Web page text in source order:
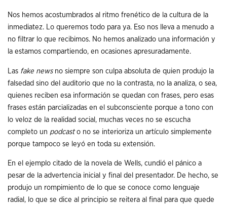
Nos hemos acostumbrados al ritmo frenético de la cultura de la
inmediatez. Lo queremos todo para ya. Eso nos lleva a menudo a
no filtrar lo que recibimos. No hemos analizado una información y
la estamos compartiendo, en ocasiones apresuradamente.
Las fake newsno siempre son culpa absoluta de quien produjo la
falsedad sino del auditorio que no la contrasta, no la analiza, o sea,
quienes reciben esa información se quedan con frases, pero esas
frases están parcializadas en el subconsciente porque a tono con
lo veloz de la realidad social, muchas veces no se escucha
completo un podcasto no se interioriza un artículo simplemente
porque tampoco se leyó en toda su extensión.
En el ejemplo citado de la novela de Wells, cundió el pánico a
pesar de la advertencia inicial y final del presentador. De hecho, se
produjo un rompimiento de lo que se conoce como lenguaje
radial, lo que se dice al principio se reitera al final para que quede